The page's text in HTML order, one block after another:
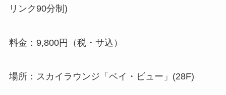
リンク90分制)
料金：9,800円（税・サ込）
場所：スカイラウンジ「ベイ・ビュー」(28F)